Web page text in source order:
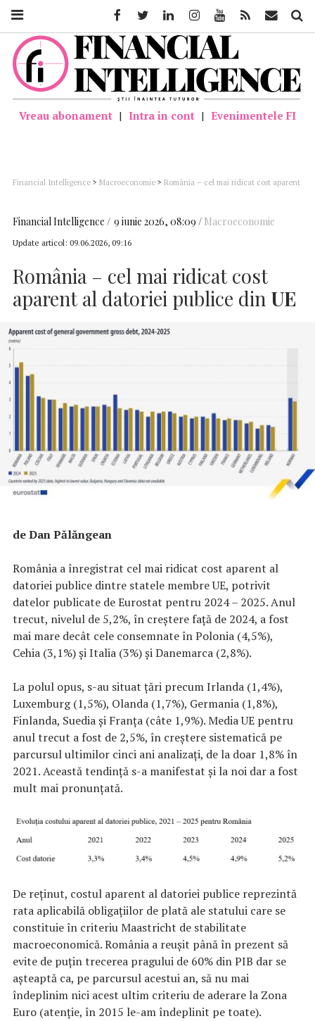
Vreau abonament | Intra in cont | Evenimentele FI
Financial Intelligence > Macroeconomie > România – cel mai ridicat cost aparent
Financial Intelligence 9 iunie 2026, 08:09 Macroeconomie
Update articol: 09.06.2026, 09:16
România – cel mai ridicat cost
aparent al datoriei publice din UE
de Dan Pălăngean
România a înregistrat cel mai ridicat cost aparent al
datoriei publice dintre statele membre UE, potrivit
datelor publicate de Eurostat pentru 2024 – 2025. Anul
trecut, nivelul de 5,2%, în creștere față de 2024, a fost
mai mare decât cele consemnate în Polonia (4,5%),
Cehia (3,1%) și Italia (3%) și Danemarca (2,8%).
La polul opus, s-au situat țări precum Irlanda (1,4%),
Luxemburg (1,5%), Olanda (1,7%), Germania (1,8%),
Finlanda, Suedia și Franța (câte 1,9%). Media UE pentru
anul trecut a fost de 2,5%, în creștere sistematică pe
parcursul ultimilor cinci ani analizați, de la doar 1,8% în
2021. Această tendință s-a manifestat și la noi dar a fost
mult mai pronunțată.
De reținut, costul aparent al datoriei publice reprezintă
rata aplicabilă obligațiilor de plată ale statului care se
constituie în criteriu Maastricht de stabilitate
macroeconomică. România a reușit până în prezent să
evite de puțin trecerea pragului de 60% din PIB dar se
așteaptă ca, pe parcursul acestui an, să nu mai
îndeplinim nici acest ultim criteriu de aderare la Zona
Euro (atenție, în 2015 le-am îndeplinit pe toate).
FacebookTwitter LinkedinInstagramYoutube Feed Mail